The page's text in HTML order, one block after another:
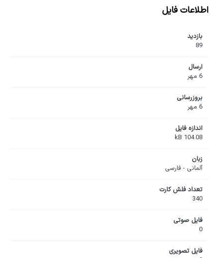
اطلاعات فایل
بازدید
89
ارسال
6 مهر
بروزرسانی
6 مهر
اندازه فایل
104.08 kB
زبان
آلمانی - فارسی
تعداد فلش کارت
340
فایل صوتی
0
فایل تصویری